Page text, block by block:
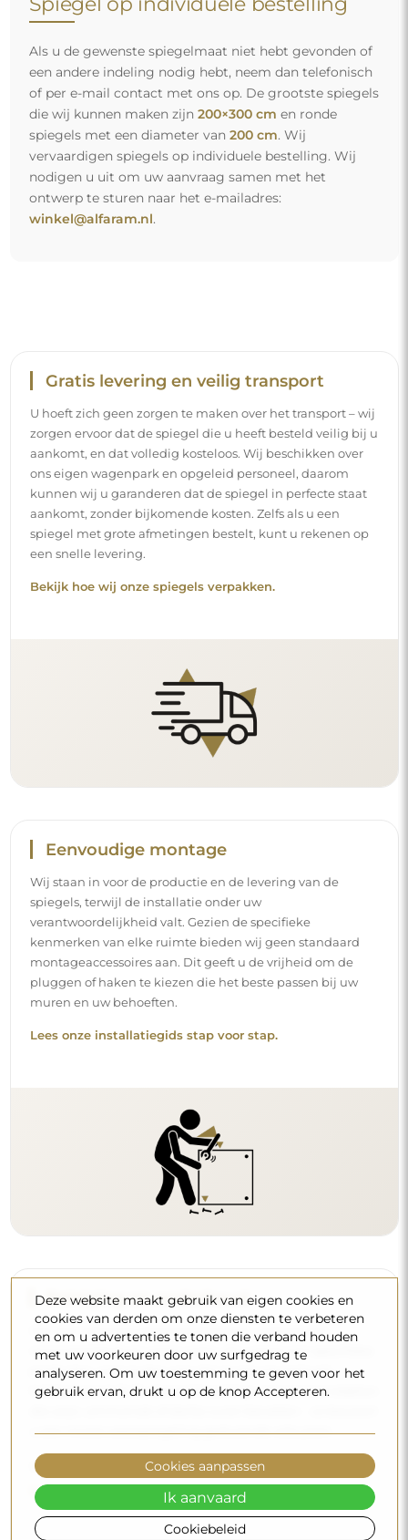
Als u de gewenste spiegelmaat niet hebt gevonden of
een andere indeling nodig hebt, neem dan telefonisch
of per e-mail contact met ons op. De grootste spiegels
die wij kunnen maken zijn 200×300 cm en ronde
spiegels met een diameter van 200 cm. Wij
vervaardigen spiegels op individuele bestelling. Wij
nodigen u uit om uw aanvraag samen met het
ontwerp te sturen naar het e-mailadres:
winkel@alfaram.nl.
Gratis levering en veilig transport
U hoeft zich geen zorgen te maken over het transport – wij
zorgen ervoor dat de spiegel die u heeft besteld veilig bij u
aankomt, en dat volledig kosteloos. Wij beschikken over
ons eigen wagenpark en opgeleid personeel, daarom
kunnen wij u garanderen dat de spiegel in perfecte staat
aankomt, zonder bijkomende kosten. Zelfs als u een
spiegel met grote afmetingen bestelt, kunt u rekenen op
een snelle levering.
Bekijk hoe wij onze spiegels verpakken.
Eenvoudige montage
Wij staan in voor de productie en de levering van de
spiegels, terwijl de installatie onder uw
verantwoordelijkheid valt. Gezien de specifieke
kenmerken van elke ruimte bieden wij geen standaard
montageaccessoires aan. Dit geeft u de vrijheid om de
pluggen of haken te kiezen die het beste passen bij uw
muren en uw behoeften.
Lees onze installatiegids stap voor stap.
Reiniging en onderhoud
Om een optimale glans te behouden, volstaat een
microvezeldoek en warm water. Als u kiest voor specifieke
producten, zorg er dan voor dat ze een neutrale pH
hebben (rond de 7). Vermijd krachtige reinigingsmiddelen
u een mooie weerspiegeling gedurende vele jaren.
Wilt u meer weten?
Lees meer tips op onze blog.
Deze website maakt gebruik van eigen cookies en
cookies van derden om onze diensten te verbeteren
en om u advertenties te tonen die verband houden
met uw voorkeuren door uw surfgedrag te
analyseren. Om uw toestemming te geven voor het
gebruik ervan, drukt u op de knop Accepteren.
Cookiebeleid
Cookies aanpassen
Ik aanvaard